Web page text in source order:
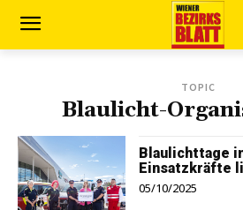
TOPIC
Blaulicht-
Blaulichttage
Einsatzkräfte
05/10/2025